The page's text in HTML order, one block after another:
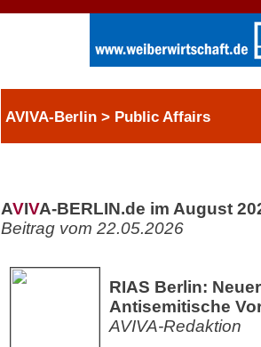
AVIVA-Berlin > Public Affairs
AVIVA-BERLIN.de im August
Beitrag vom 22.05.2026
RIAS Berlin:
Antisemitische
AVIVA-Redaktion